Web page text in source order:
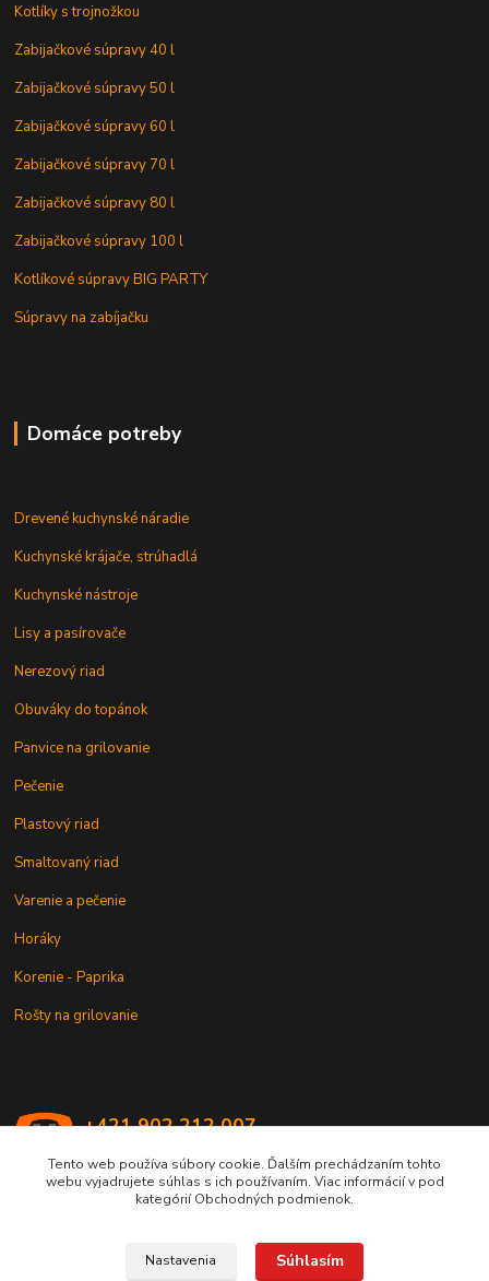
Kotlíky s trojnožkou
Zabijačkové súpravy 40 l
Zabijačkové súpravy 50 l
Zabijačkové súpravy 60 l
Zabijačkové súpravy 70 l
Zabijačkové súpravy 80 l
Zabijačkové súpravy 100 l
Kotlíkové súpravy BIG PARTY
Súpravy na zabíjačku
Domáce potreby
Drevené kuchynské náradie
Kuchynské krájače, strúhadlá
Kuchynské nástroje
Lisy a pasírovače
Nerezový riad
Obuváky do topánok
Panvice na grilovanie
Pečenie
Plastový riad
Smaltovaný riad
Varenie a pečenie
Horáky
Korenie - Paprika
Rošty na grilovanie
+421 902 212 007
Tento web používa súbory cookie. Ďalším prechádzaním tohto
webu vyjadrujete súhlas s ich používaním. Viac informácií v pod
kategórií Obchodných podmienok.
Nastavenia Súhlasím